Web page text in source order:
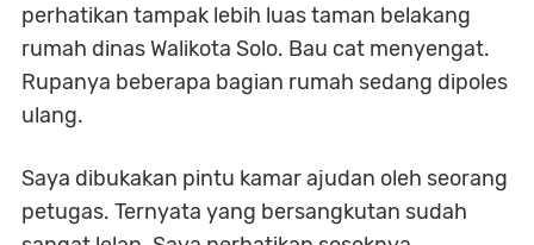
perhatikan tampak lebih luas taman belakang
rumah dinas Walikota Solo. Bau cat menyengat.
Rupanya beberapa bagian rumah sedang dipoles
ulang.
Saya dibukakan pintu kamar ajudan oleh seorang
petugas. Ternyata yang bersangkutan sudah